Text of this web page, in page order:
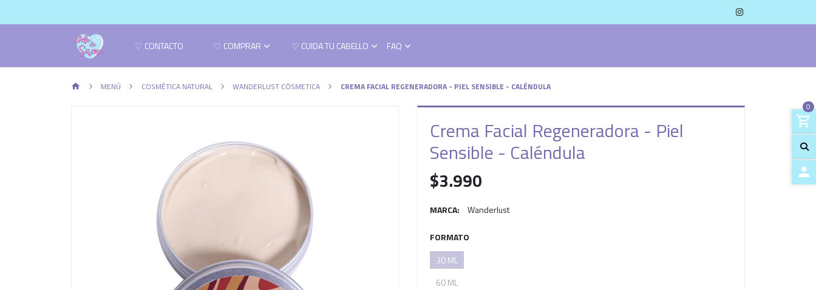
♡ CONTACTO ♡ COMPRAR ♡ CUIDA TU CABELLO FAQ
0
MENÚ COSMÉTICA NATURAL WANDERLUST CÓSMETICA CREMA FACIAL REGENERADORA - PIEL SENSIBLE - CALÉNDULA
Crema Facial Regeneradora - Piel
Sensible - Caléndula
$3.990
MARCA: Wanderlust
FORMATO
30 ML
60 ML